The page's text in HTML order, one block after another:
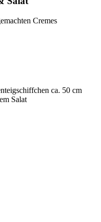
Cremes
ca. 50 cm
Salat